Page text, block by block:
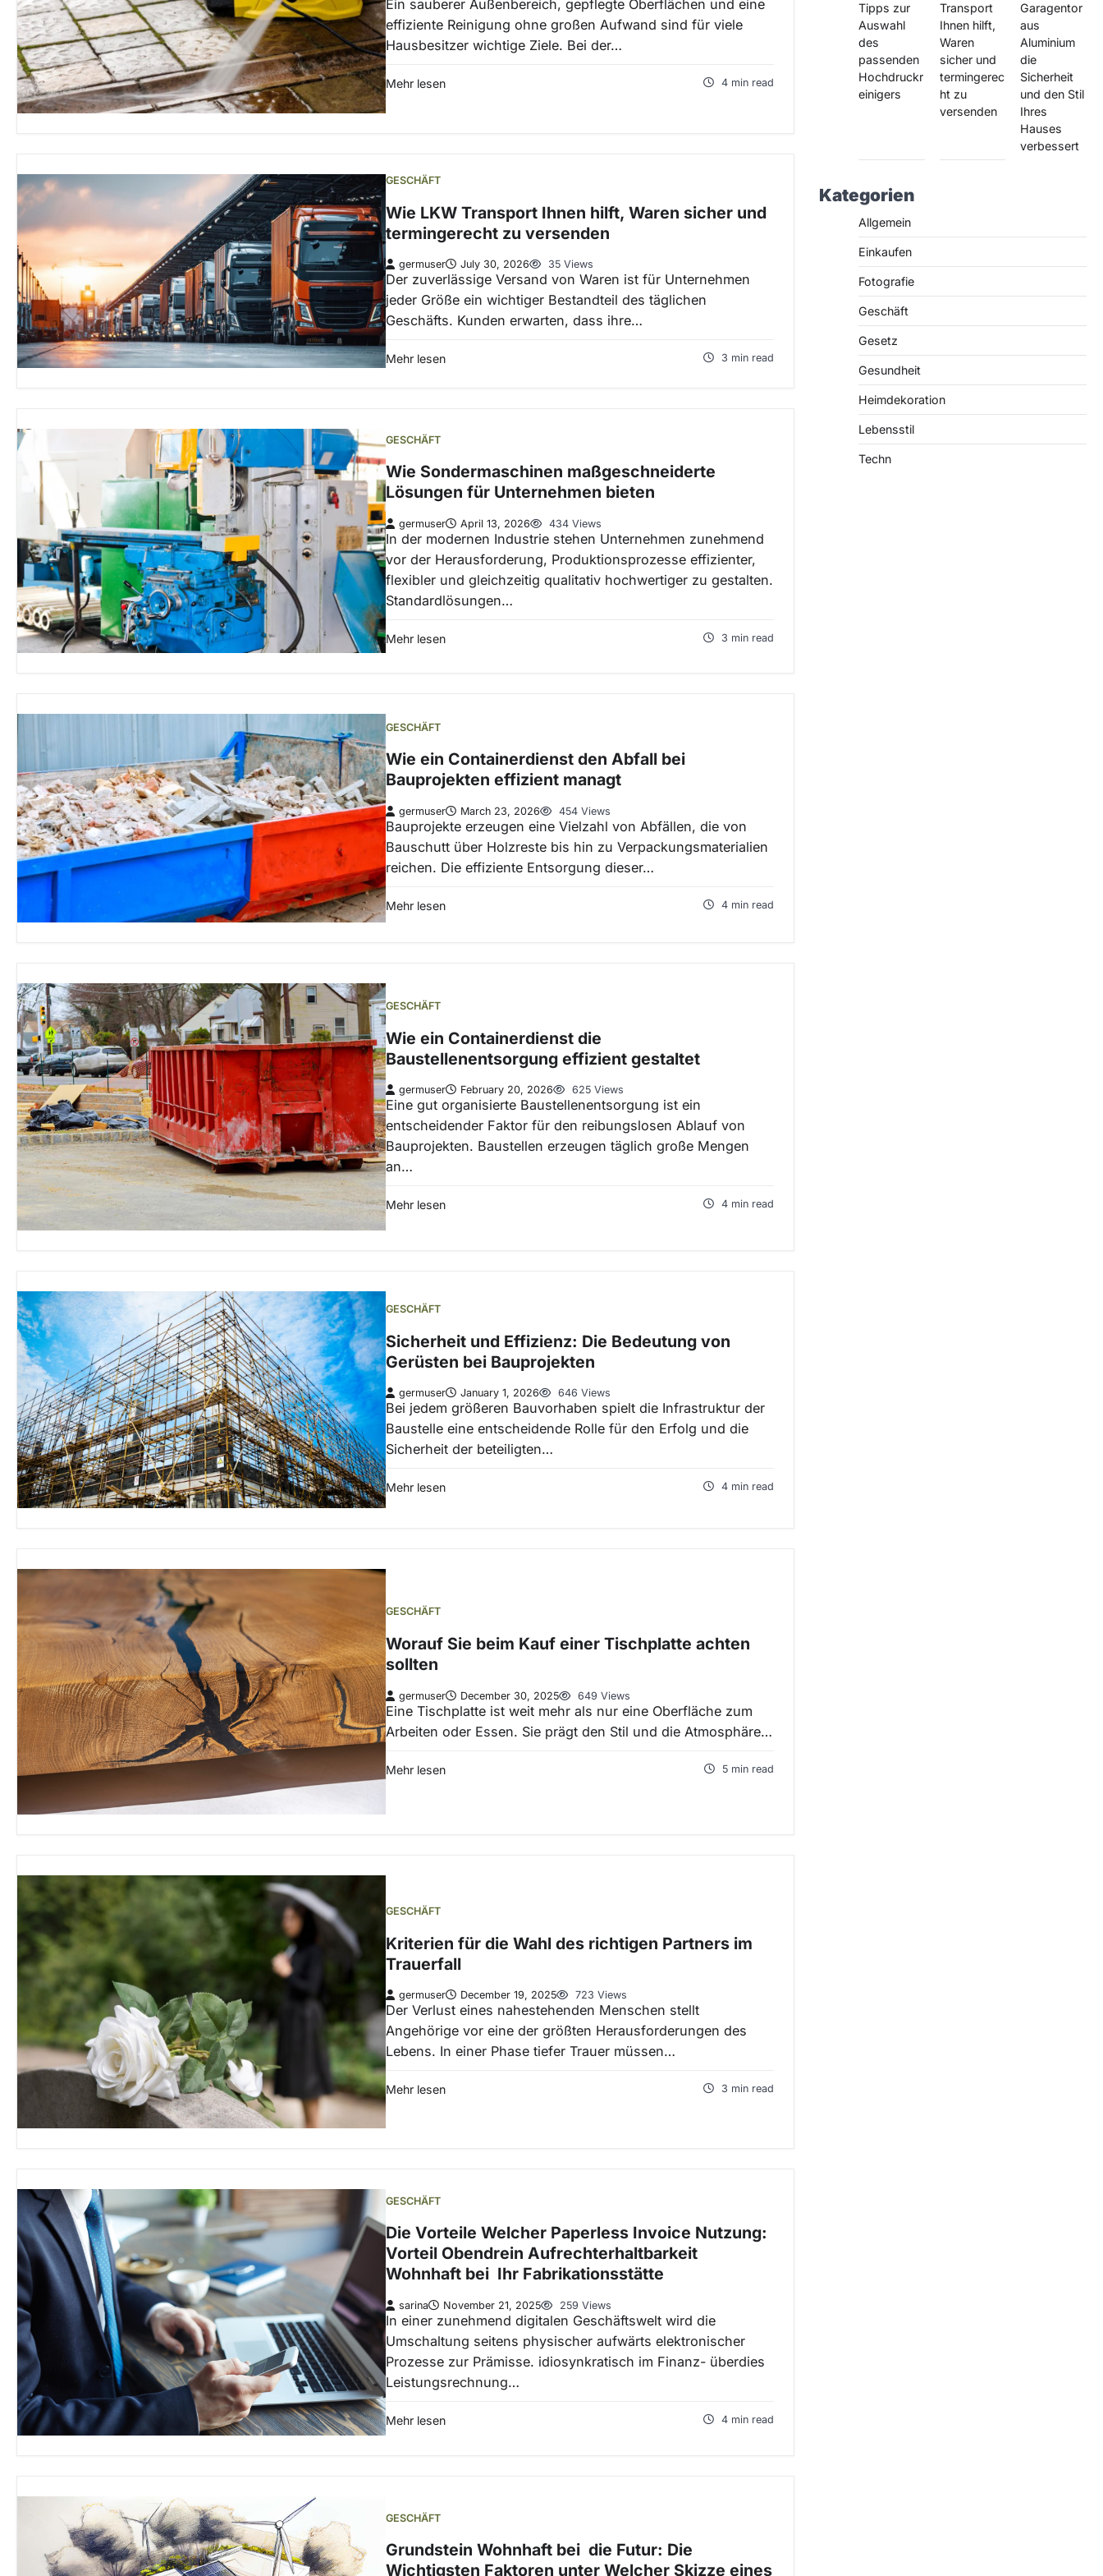
Ein sauberer Außenbereich, gepflegte Oberflächen und eine
effiziente Reinigung ohne großen Aufwand sind für viele
Hausbesitzer wichtige Ziele. Bei der…
Mehr lesen 4 min read
GESCHÄFT
Wie LKW Transport Ihnen hilft, Waren sicher und
termingerecht zu versenden
germuser July 30, 2026 35 Views
Der zuverlässige Versand von Waren ist für Unternehmen
jeder Größe ein wichtiger Bestandteil des täglichen
Geschäfts. Kunden erwarten, dass ihre…
Mehr lesen 3 min read
GESCHÄFT
Wie Sondermaschinen maßgeschneiderte
Lösungen für Unternehmen bieten
germuser April 13, 2026 434 Views
In der modernen Industrie stehen Unternehmen zunehmend
vor der Herausforderung, Produktionsprozesse effizienter,
flexibler und gleichzeitig qualitativ hochwertiger zu gestalten.
Standardlösungen…
Mehr lesen 3 min read
GESCHÄFT
Wie ein Containerdienst den Abfall bei
Bauprojekten effizient managt
germuser March 23, 2026 454 Views
Bauprojekte erzeugen eine Vielzahl von Abfällen, die von
Bauschutt über Holzreste bis hin zu Verpackungsmaterialien
reichen. Die effiziente Entsorgung dieser…
Mehr lesen 4 min read
GESCHÄFT
Wie ein Containerdienst die
Baustellenentsorgung effizient gestaltet
germuser February 20, 2026 625 Views
Eine gut organisierte Baustellenentsorgung ist ein
entscheidender Faktor für den reibungslosen Ablauf von
Bauprojekten. Baustellen erzeugen täglich große Mengen
an…
Mehr lesen 4 min read
GESCHÄFT
Sicherheit und Effizienz: Die Bedeutung von
Gerüsten bei Bauprojekten
germuser January 1, 2026 646 Views
Bei jedem größeren Bauvorhaben spielt die Infrastruktur der
Baustelle eine entscheidende Rolle für den Erfolg und die
Sicherheit der beteiligten…
Mehr lesen 4 min read
GESCHÄFT
Worauf Sie beim Kauf einer Tischplatte achten
sollten
germuser December 30, 2025 649 Views
Eine Tischplatte ist weit mehr als nur eine Oberfläche zum
Arbeiten oder Essen. Sie prägt den Stil und die Atmosphäre…
Mehr lesen 5 min read
GESCHÄFT
Kriterien für die Wahl des richtigen Partners im
Trauerfall
germuser December 19, 2025 723 Views
Der Verlust eines nahestehenden Menschen stellt
Angehörige vor eine der größten Herausforderungen des
Lebens. In einer Phase tiefer Trauer müssen…
Mehr lesen 3 min read
GESCHÄFT
Die Vorteile Welcher Paperless Invoice Nutzung:
Vorteil Obendrein Aufrechterhaltbarkeit
Wohnhaft bei Ihr Fabrikationsstätte
sarina November 21, 2025 259 Views
In einer zunehmend digitalen Geschäftswelt wird die
Umschaltung seitens physischer aufwärts elektronischer
Prozesse zur Prämisse. idiosynkratisch im Finanz- überdies
Leistungsrechnung…
Mehr lesen 4 min read
GESCHÄFT
Grundstein Wohnhaft bei die Futur: Die
Wichtigsten Faktoren unter Welcher Skizze eines
Tipps zur
Auswahl
des
passenden
Hochdruckr
einigers
Transport
Ihnen hilft,
Waren
sicher und
termingerec
ht zu
versenden
Garagentor
aus
Aluminium
die
Sicherheit
und den Stil
Ihres
Hauses
verbessert
Kategorien
Allgemein
Einkaufen
Fotografie
Geschäft
Gesetz
Gesundheit
Heimdekoration
Lebensstil
Techn